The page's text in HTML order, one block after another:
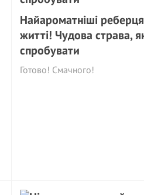
Найароматніші
житті! Чудова страва,
спробувати
Готово! Смачного!